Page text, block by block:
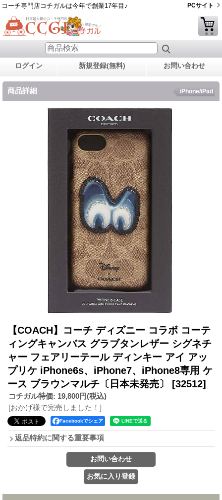
コーチ専門店コチガルは今年で創業17年目♪ PCサイト
ログイン 新規登録(無料) お問い合わせ
商品詳細 iPhone/iPad
【COACH】コーチ ディズニー コラボ コーテ
ィングキャンバス グラブタンレザー シグネチ
ャー フェアリーテール ディンキー アイ アッ
プリケ iPhone6s、iPhone7、iPhone8専用 ケ
ース ブラウンマルチ〔日本未発売〕 [32512]
コチガル特価: 19,800円(税込)
[おかげ様で完売しました！]
Facebookでシェア
返品特約に関する重要事項